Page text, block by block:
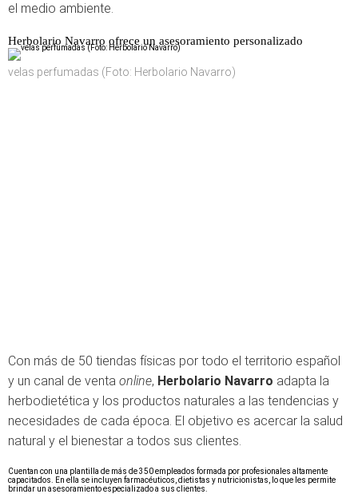
el medio ambiente.
Herbolario Navarro ofrece un asesoramiento personalizado
velas perfumadas (Foto: Herbolario Navarro)
Con más de 50 tiendas físicas por todo el territorio español
y un canal de venta online, Herbolario Navarro adapta la
herbodietética y los productos naturales a las tendencias y
necesidades de cada época. El objetivo es acercar la salud
natural y el bienestar a todos sus clientes.
Cuentan con una plantilla de más de 350 empleados formada por profesionales altamente
capacitados. En ella se incluyen farmacéuticos, dietistas y nutricionistas, lo que les permite
brindar un asesoramiento especializado a sus clientes.